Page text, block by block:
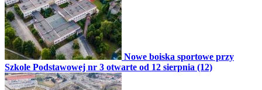
Nowe boiska sportowe przy
Szkole Podstawowej nr 3 otwarte od 12 sierpnia (12)